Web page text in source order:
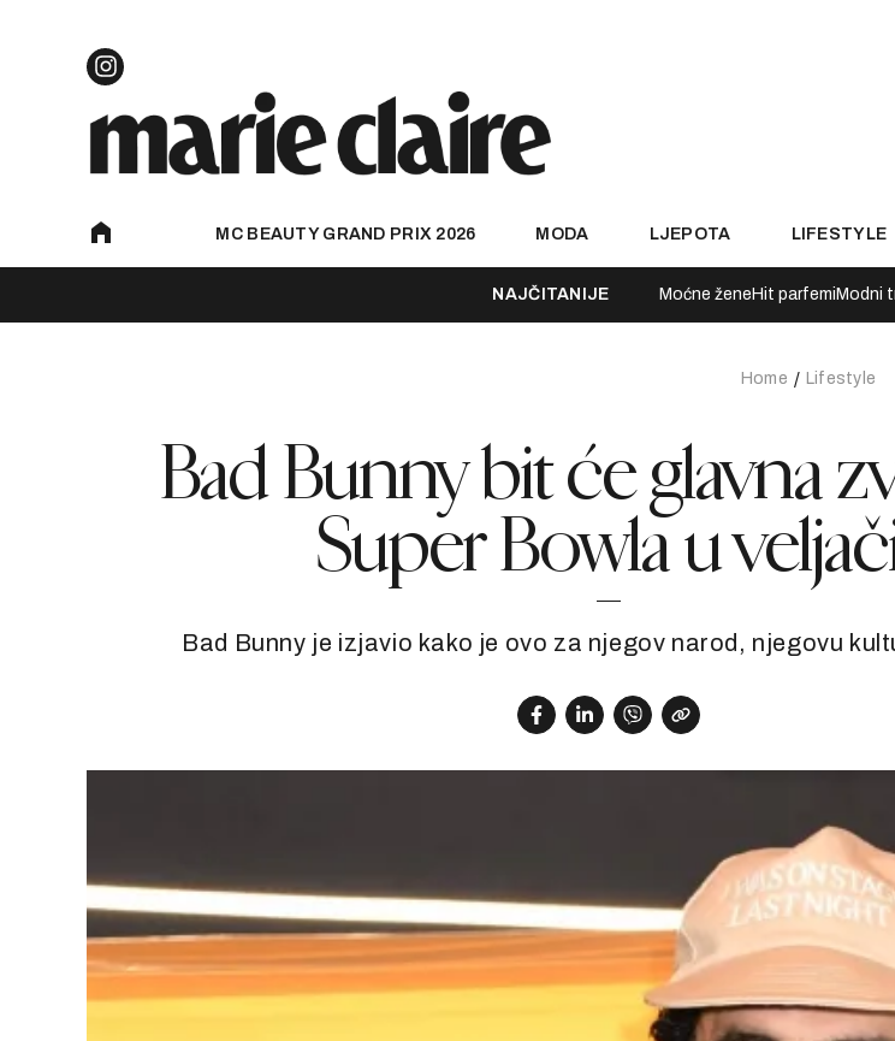
MC BEAUTY GRAND PRIX 2026 MODA LJEPOTA LIFESTYLE
NAJČITANIJE Moćne žene Hit parfemi Modni
Home Lifestyle
Bad Bunny bit će glavna
Super Bowla u
Bad Bunny je izjavio kako je ovo za njegov narod, njegovu